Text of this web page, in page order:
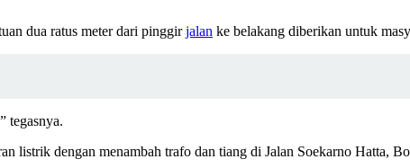
dua ratus meter dari pinggirjalan ke belakang diberikan untuk
tegasnya.
dengan menambah trafo dan tiang di Jalan Soekarno Hatta,